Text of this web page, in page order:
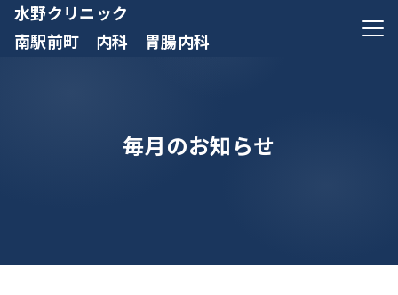
水野クリニック
南駅前町 内科 胃腸内科
メニ
毎月のお知らせ